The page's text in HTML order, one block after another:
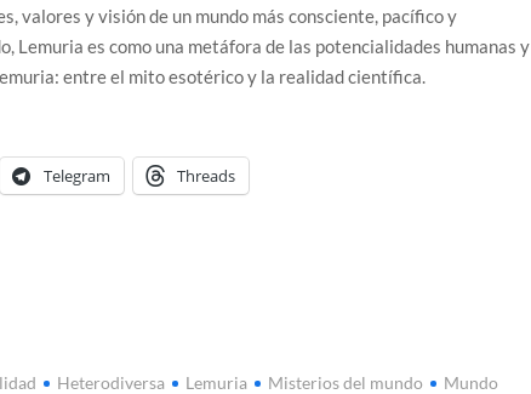
valores y visión de un mundo más consciente, pacífico y
Lemuria es como una metáfora de las potencialidades humanas y
entre el mito esotérico y la realidad científica.
Telegram Threads
Heterodiversa Lemuria Misterios del mundo
Mundo